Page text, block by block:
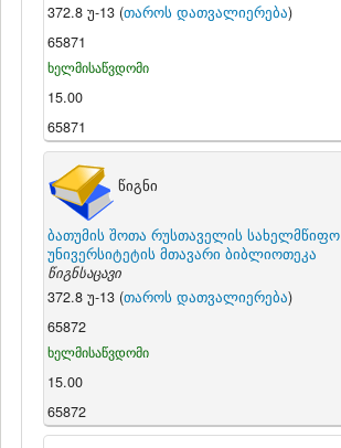
372.8 უ-13 (თაროს დათვალიერება)
65871
ხელმისაწვდომი
15.00
65871
წიგნი
ბათუმის შოთა რუსთაველის სახელმწიფო
უნივერსიტეტის მთავარი ბიბლიოთეკა
წიგნსაცავი
372.8 უ-13 (თაროს დათვალიერება)
65872
ხელმისაწვდომი
15.00
65872